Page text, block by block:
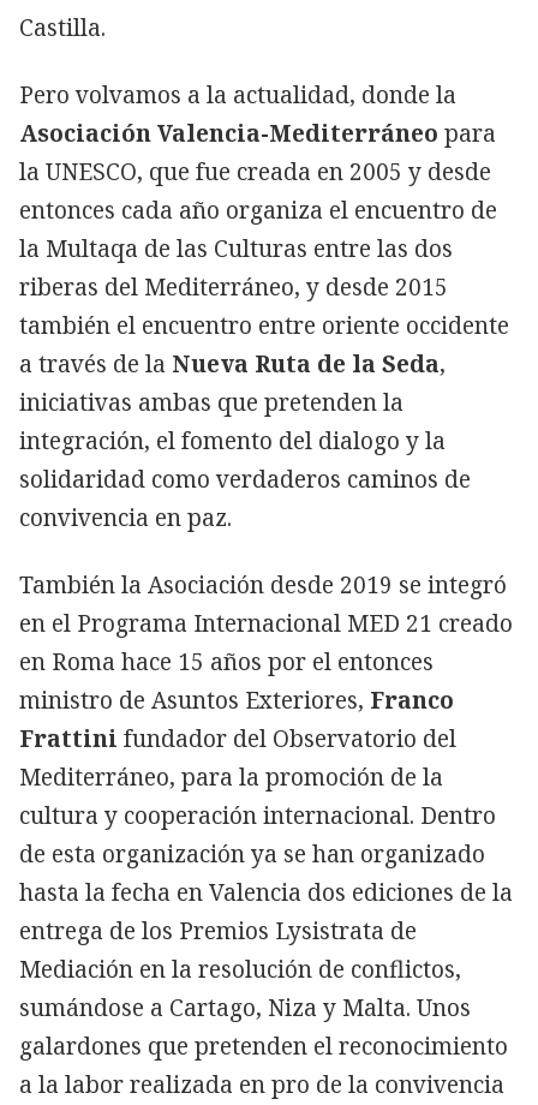
Castilla.
Pero volvamos a la actualidad, donde la
Asociación Valencia-Mediterráneo para
la UNESCO, que fue creada en 2005 y desde
entonces cada año organiza el encuentro de
la Multaqa de las Culturas entre las dos
riberas del Mediterráneo, y desde 2015
también el encuentro entre oriente occidente
a través de la Nueva Ruta de la Seda,
iniciativas ambas que pretenden la
integración, el fomento del dialogo y la
solidaridad como verdaderos caminos de
convivencia en paz.
También la Asociación desde 2019 se integró
en el Programa Internacional MED 21 creado
en Roma hace 15 años por el entonces
ministro de Asuntos Exteriores, Franco
Frattini fundador del Observatorio del
Mediterráneo, para la promoción de la
cultura y cooperación internacional. Dentro
de esta organización ya se han organizado
hasta la fecha en Valencia dos ediciones de la
entrega de los Premios Lysistrata de
Mediación en la resolución de conflictos,
sumándose a Cartago, Niza y Malta. Unos
galardones que pretenden el reconocimiento
a la labor realizada en pro de la convivencia